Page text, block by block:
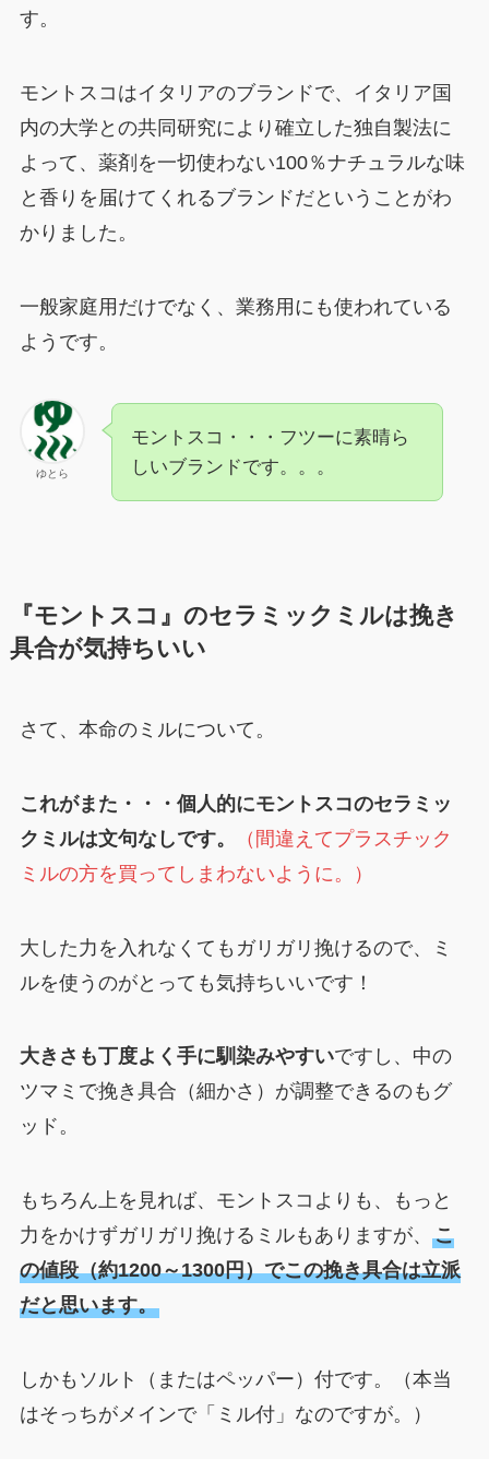
す。
モントスコはイタリアのブランドで、イタリア国
内の大学との共同研究により確立した独自製法に
よって、薬剤を一切使わない100％ナチュラルな味
と香りを届けてくれるブランドだということがわ
かりました。
一般家庭用だけでなく、業務用にも使われている
ようです。
ゆとら
モントスコ・・・フツーに素晴ら
しいブランドです。。。
『モントスコ』のセラミックミルは挽き
具合が気持ちいい
さて、本命のミルについて。
これがまた・・・個人的にモントスコのセラミッ
クミルは文句なしです。
（間違えてプラスチック
ミルの方を買ってしまわないように。）
大した力を入れなくてもガリガリ挽けるので、ミ
ルを使うのがとっても気持ちいいです！
大きさも丁度よく手に馴染みやすいですし、中の
ツマミで挽き具合（細かさ）が調整できるのもグ
ッド。
もちろん上を見れば、モントスコよりも、もっと
力をかけずガリガリ挽けるミルもありますが、 こ
の値段（約1200～1300円）でこの挽き具合は立派
だと思います。
しかもソルト（またはペッパー）付です。（本当
はそっちがメインで「ミル付」なのですが。）